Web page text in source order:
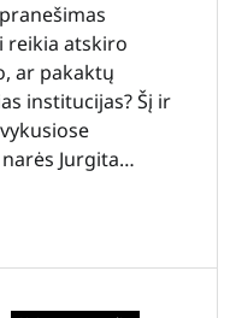
reikia atskiro
ar pakaktų
institucijas? Šį ir
Jurgita…